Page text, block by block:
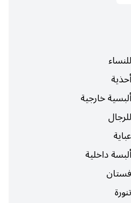
للنساء
أحذية
ألبسية خارجية
للرجال
عباية
ألبسة داخلية
فستان
تنورة